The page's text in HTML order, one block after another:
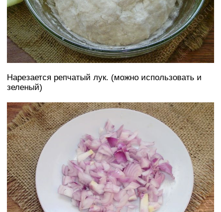
Нарезается репчатый лук. (можно использовать и
зеленый)